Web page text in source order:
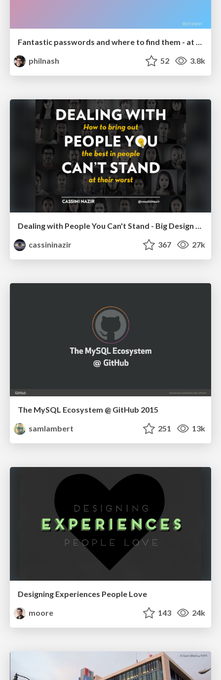
philnash
52 3.8k
Dealing with People You Can't Stand - Big Design 2015
cassininazir
367 27k
The MySQL Ecosystem @ GitHub 2015
samlambert
251 13k
Designing Experiences People Love
moore
143 24k